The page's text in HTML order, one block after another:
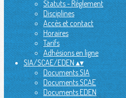
Statuts - Réglement
Disciplines
Accès et contact
Horaires
Tarifs
Adhésions en ligne
SIA/SCAE/EDEN▴▾
Documents SIA
Documents SCAE
Documents EDEN